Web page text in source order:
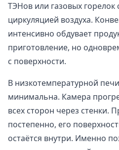
ТЭНов или газовых горелок
циркуляцией воздуха.
интенсивно обдувает
приготовление, но
с поверхности.
В низкотемпературной
минимальна. Камера
всех сторон через стенки.
постепенно, его
остаётся внутри. Именно